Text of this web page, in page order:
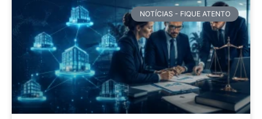
NOTÍCIAS - FIQUE ATENTO